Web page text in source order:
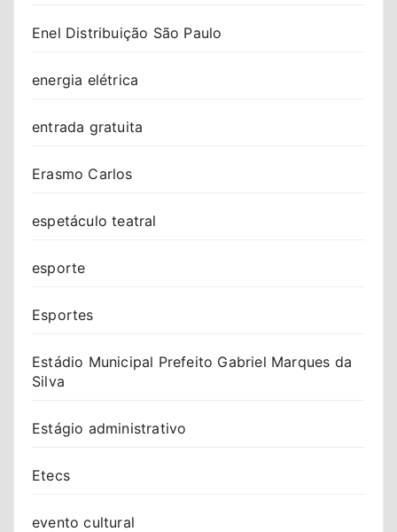
Enel Distribuição São Paulo
energia elétrica
entrada gratuita
Erasmo Carlos
espetáculo teatral
esporte
Esportes
Estádio Municipal Prefeito Gabriel Marques da
Silva
Estágio administrativo
Etecs
evento cultural